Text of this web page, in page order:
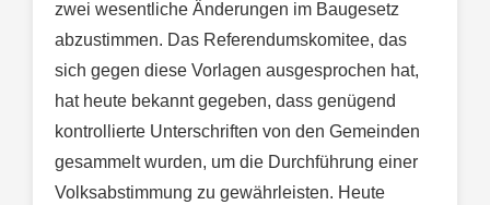
zwei wesentliche Änderungen im Baugesetz
abzustimmen. Das Referendumskomitee, das
sich gegen diese Vorlagen ausgesprochen hat,
hat heute bekannt gegeben, dass genügend
kontrollierte Unterschriften von den Gemeinden
gesammelt wurden, um die Durchführung einer
Volksabstimmung zu gewährleisten. Heute